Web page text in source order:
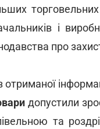
і
про
отриманої
допустили
та